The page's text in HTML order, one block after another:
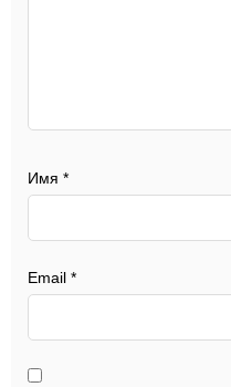
Имя *
Email *